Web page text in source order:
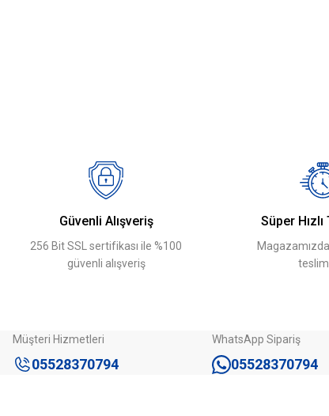
Güvenli Alışveriş
256 Bit SSL sertifikası ile %100
güvenli alışveriş
Süper
Müşteri Hizmetleri
05528370794
WhatsApp Sipariş
05528370794